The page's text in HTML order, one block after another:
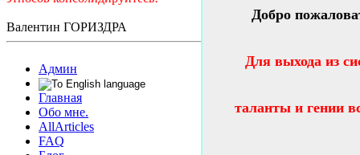
Валентин ГОРИЗДРА
Админ
Главная
Обо мне.
AllArticles
FAQ
Добро
Для выхода из
таланты и гении